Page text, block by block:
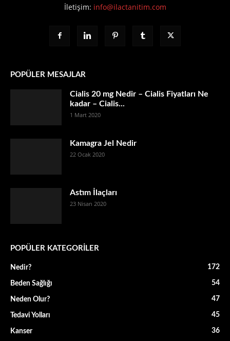
İletişim: info@ilactanitim.com
POPÜLER MESAJLAR
Cialis 20 mg Nedir – Cialis Fiyatları Ne
kadar – Cialis...
1 Mart 2020
Kamagra Jel Nedir
22 Ocak 2020
Astım İlaçları
23 Nisan 2020
POPÜLER KATEGORİLER
Nedir? 172
Beden Sağlığı 54
Neden Olur? 47
Tedavi Yolları 45
Kanser 36